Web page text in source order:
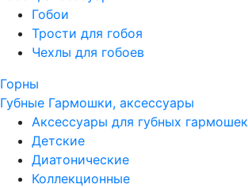
Гобои
Трости для гобоя
Чехлы для гобоев
Горны
Губные Гармошки, аксессуары
Аксессуары для губных гармошек
Детские
Диатонические
Коллекционные